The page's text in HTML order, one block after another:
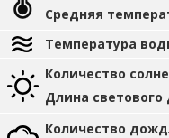
Средняя
Температура
Количество
Длина светового
Количество